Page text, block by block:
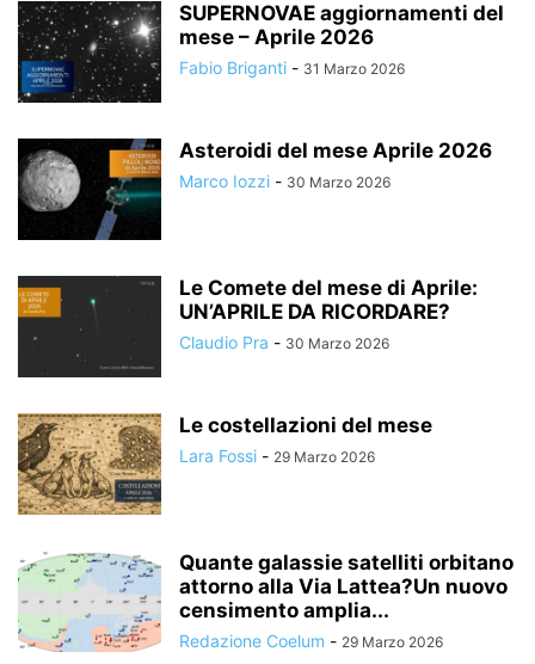
SUPERNOVAE aggiornamenti del
mese – Aprile 2026
Fabio Briganti - 31 Marzo 2026
Asteroidi del mese Aprile 2026
Marco Iozzi - 30 Marzo 2026
Le Comete del mese di Aprile:
UN’APRILE DA RICORDARE?
Claudio Pra - 30 Marzo 2026
Le costellazioni del mese
Lara Fossi - 29 Marzo 2026
Quante galassie satelliti orbitano
attorno alla Via Lattea?Un nuovo
censimento amplia...
Redazione Coelum - 29 Marzo 2026